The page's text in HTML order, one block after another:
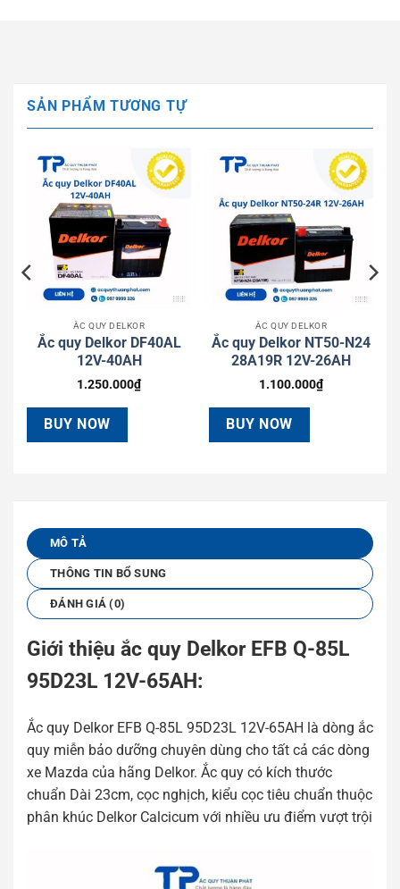
SẢN PHẨM TƯƠNG TỰ
ẮC QUY DELKOR
Ắc quy Delkor DF40AL
12V-40AH
1.250.000₫
BUY NOW
ẮC QUY DELKOR
Ắc quy Delkor NT50-N24
28A19R 12V-26AH
1.100.000₫
BUY NOW
MÔ TẢ
THÔNG TIN BỔ SUNG
ĐÁNH GIÁ (0)
Giới thiệu ắc quy Delkor EFB Q-85L
95D23L 12V-65AH:
Ắc quy Delkor EFB Q-85L 95D23L 12V-65AH là dòng ắc
quy miễn bảo dưỡng chuyên dùng cho tất cả các dòng
xe Mazda của hãng Delkor. Ắc quy có kích thước
chuẩn Dài 23cm, cọc nghịch, kiểu cọc tiêu chuẩn thuộc
phân khúc Delkor Calcicum với nhiều ưu điểm vượt trội